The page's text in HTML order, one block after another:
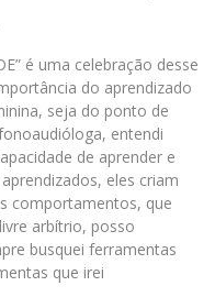
é uma celebração desse
do aprendizado
seja do ponto de
entendi
de aprender e
eles criam
comportamentos, que
arbítrio, posso
busquei ferramentas
que irei